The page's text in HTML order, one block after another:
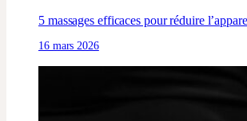
5 massages efficaces pour réduire
16 mars 2026